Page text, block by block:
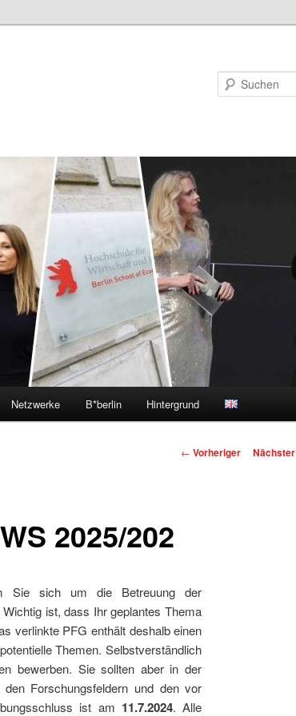
Netzwerke B*berlin Hintergrund
Beitragsnavigation
← Vorheriger Nächster
2025/202
Sie sich um die Betreuung der
ist, dass Ihr geplantes Thema
verlinkte PFG enthält deshalb einen
Themen. Selbstverständlich
bewerben. Sie sollten aber in der
Forschungsfeldern und den vor
ist am 11.7.2024. Alle